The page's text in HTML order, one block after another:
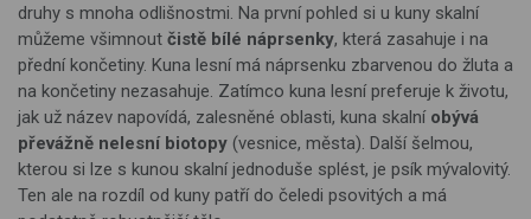
druhy s mnoha odlišnostmi. Na první pohled si u kuny skalní
můžeme všimnout čistě bílé náprsenky, která zasahuje i na
přední končetiny. Kuna lesní má náprsenku zbarvenou do žluta a
na končetiny nezasahuje. Zatímco kuna lesní preferuje k životu,
jak už název napovídá, zalesněné oblasti, kuna skalní obývá
převážně nelesní biotopy (vesnice, města). Další šelmou,
kterou si lze s kunou skalní jednoduše splést, je psík mývalovitý.
Ten ale na rozdíl od kuny patří do čeledi psovitých a má